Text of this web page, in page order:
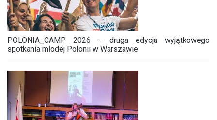
POLONIA_CAMP 2026 – druga edycja wyjątkowego
spotkania młodej Polonii w Warszawie